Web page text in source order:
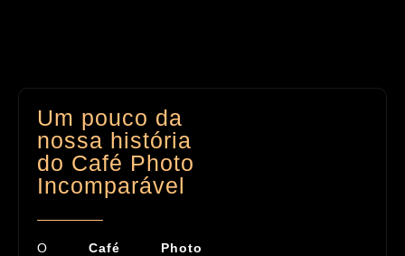
Um pouco da
nossa história
do Café Photo
Incomparável
O Café Photo